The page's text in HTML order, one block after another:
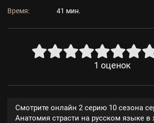
Время:
41 мин.
1 оценок
Смотрите онлайн 2 серию 10 сезона
Анатомия страсти на русском языке